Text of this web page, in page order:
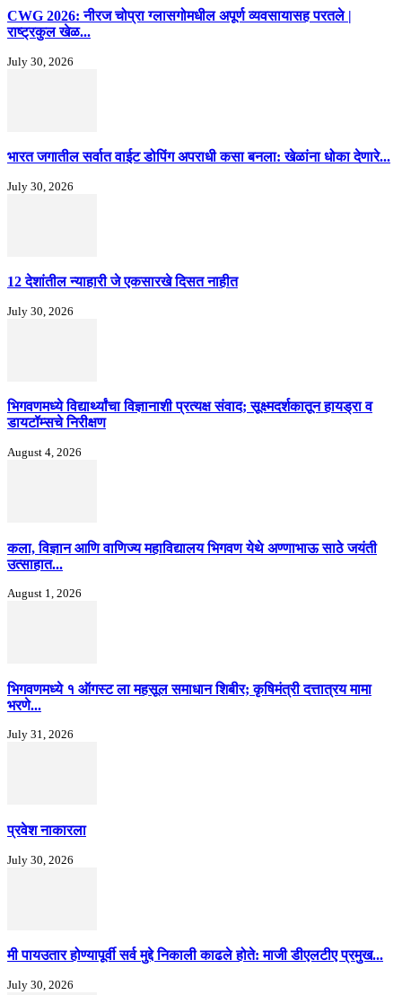
CWG 2026: नीरज चोप्रा ग्लासगोमधील अपूर्ण व्यवसायासह परतले |
राष्ट्रकुल खेळ...
July 30, 2026
भारत जगातील सर्वात वाईट डोपिंग अपराधी कसा बनला: खेळांना धोका देणारे...
July 30, 2026
12 देशांतील न्याहारी जे एकसारखे दिसत नाहीत
July 30, 2026
भिगवणमध्ये विद्यार्थ्यांचा विज्ञानाशी प्रत्यक्ष संवाद; सूक्ष्मदर्शकातून हायड्रा व
डायटॉम्सचे निरीक्षण
August 4, 2026
कला, विज्ञान आणि वाणिज्य महाविद्यालय भिगवण येथे अण्णाभाऊ साठे जयंती
उत्साहात...
August 1, 2026
भिगवणमध्ये १ ऑगस्ट ला महसूल समाधान शिबीर; कृषिमंत्री दत्तात्रय मामा
भरणे...
July 31, 2026
प्रवेश नाकारला
July 30, 2026
मी पायउतार होण्यापूर्वी सर्व मुद्दे निकाली काढले होते: माजी डीएलटीए प्रमुख...
July 30, 2026